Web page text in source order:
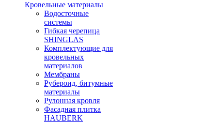
Кровельные материалы
Водосточные
системы
Гибкая черепица
SHINGLAS
Комплектующие для
кровельных
материалов
Мембраны
Рубероид, битумные
материалы
Рулонная кровля
Фасадная плитка
HAUBERK